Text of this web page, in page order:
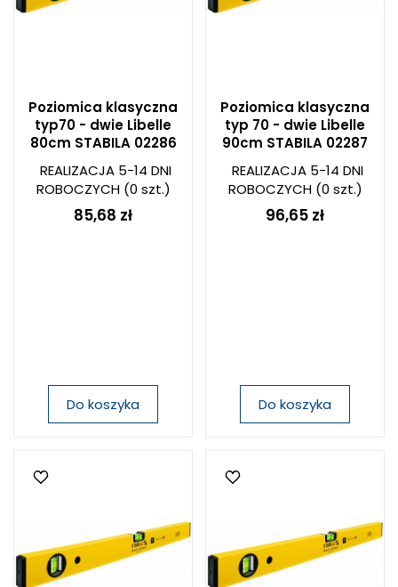
Poziomica klasyczna
typ70 - dwie Libelle
80cm STABILA 02286
REALIZACJA 5-14 DNI
ROBOCZYCH(0 szt.)
85,68 zł
Do koszyka
Poziomica klasyczna
typ 70 - dwie Libelle
90cm STABILA 02287
REALIZACJA 5-14 DNI
ROBOCZYCH(0 szt.)
96,65 zł
Do koszyka